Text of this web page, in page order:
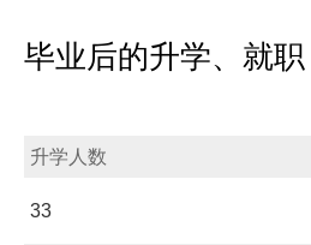
毕业后的升学、就职
升学人数
33